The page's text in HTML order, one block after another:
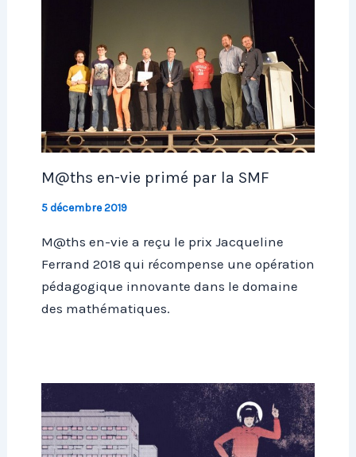
M@ths en-vie primé par la SMF
5 décembre 2019
M@ths en-vie a reçu le prix Jacqueline
Ferrand 2018 qui récompense une opération
pédagogique innovante dans le domaine
des mathématiques.